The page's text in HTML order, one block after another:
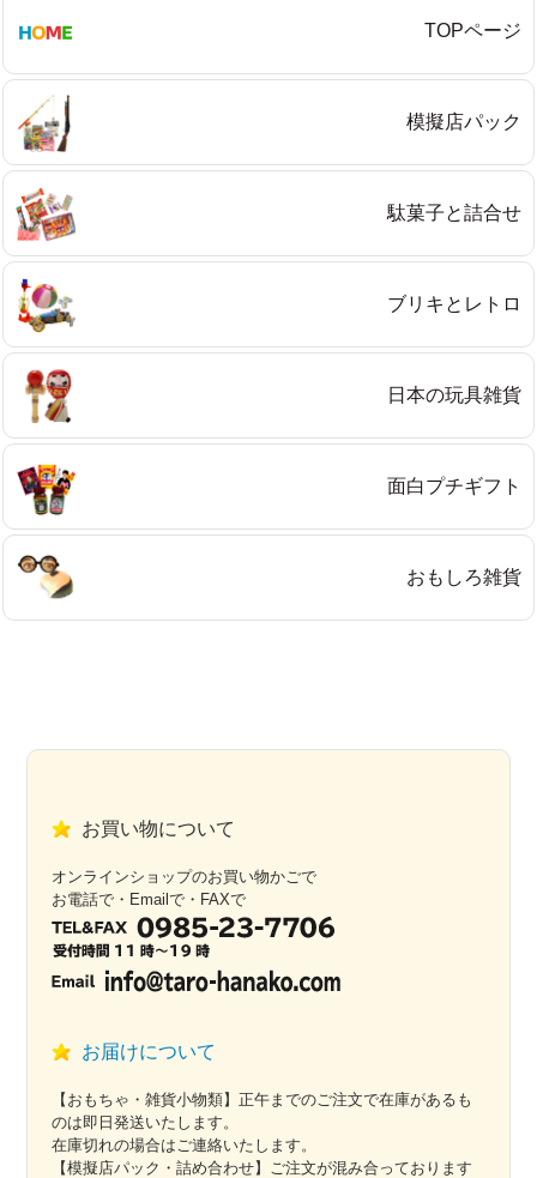
TOPページ
模擬店パック
駄菓子と詰合せ
ブリキとレトロ
日本の玩具雑貨
面白プチギフト
おもしろ雑貨
お買い物について
オンラインショップのお買い物かごで
お電話で・Emailで・FAXで
お届けについて
【おもちゃ・雑貨小物類】正午までのご注文で在庫があるも
のは即日発送いたします。
在庫切れの場合はご連絡いたします。
【模擬店パック・詰め合わせ】ご注文が混み合っております